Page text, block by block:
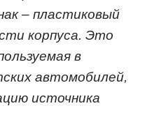
– пластиковый
корпуса. Это
в
автомобилей,
источника